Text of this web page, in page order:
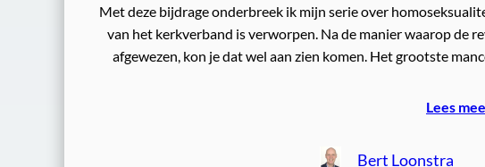
Met deze bijdrage onderbreek ik mijn serie over
van het kerkverband is verworpen. Na de manier waarop de
afgewezen, kon je dat wel aan zien komen. Het grootste
Lees
Bert Loonstra